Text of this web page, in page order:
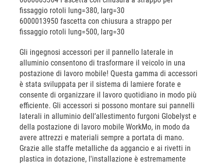
fissaggio rotoli lung=380, larg=30
6000013950 fascetta con chiusura a strappo per
fissaggio rotoli lung=500, larg=30
Gli ingegnosi accessori per il pannello laterale in
alluminio consentono di trasformare il veicolo in una
postazione di lavoro mobile! Questa gamma di accessori
è stata sviluppata per il sistema di lamiere forate e
consente di organizzare il lavoro quotidiano in modo più
efficiente. Gli accessori si possono montare sui pannelli
laterali in alluminio dell’allestimento furgoni Globelyst e
della postazione di lavoro mobile WorkMo, in modo da
avere attrezzi e materiali sempre a portata di mano.
Grazie alle staffe metalliche da aggancio e ai rivetti in
plastica in dotazione, l'installazione è estremamente